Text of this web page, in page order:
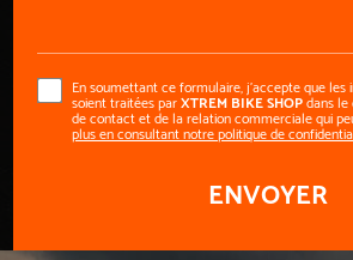
En soumettant ce formulaire, j'accepte que les
soient traitées parXTREM BIKE SHOPdans le
de contact et de la relation commerciale qui
plus en consultant notre politique de